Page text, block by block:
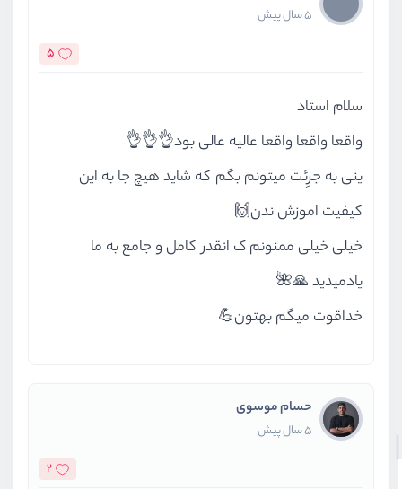
5 سال پیش
5
سلام استاد
واقعا واقعا واقعا عالیه عالی بود👌👌👌
ینی به جرِئت میتونم بگم که شاید هیچ جا به این
کیفیت اموزش ندن🙌
خیلی خیلی ممنونم ک انقدر کامل و جامع به ما
یادمیدید 🙏🌺
خداقوت میگم بهتون💪
حسام موسوی
5 سال پیش
2